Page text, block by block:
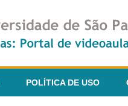
POLÍTICA DE USO